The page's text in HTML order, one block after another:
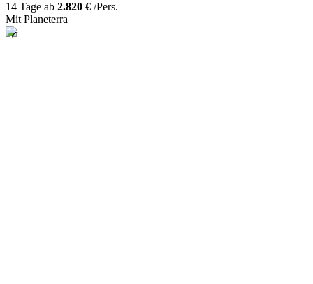
14 Tage ab 2.820 € /Pers.
Mit Planeterra